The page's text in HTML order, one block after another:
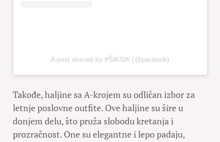
A post shared by #ŠIKSIK (@paulasik)
Takođe, haljine sa A-krojem su odličan izbor za
letnje poslovne outfite. Ove haljine su šire u
donjem delu, što pruža slobodu kretanja i
prozračnost. One su elegantne i lepo padaju,